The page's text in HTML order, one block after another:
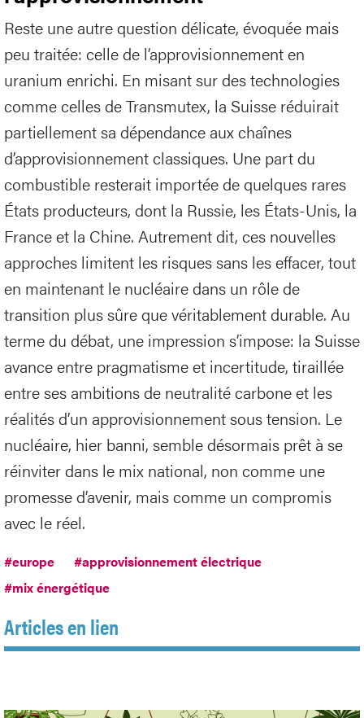
Reste une autre question délicate, évoquée mais
peu traitée: celle de l’approvisionnement en
uranium enrichi. En misant sur des technologies
comme celles de Transmutex, la Suisse réduirait
partiellement sa dépendance aux chaînes
d’approvisionnement classiques. Une part du
combustible resterait importée de quelques rares
États producteurs, dont la Russie, les États-Unis, la
France et la Chine. Autrement dit, ces nouvelles
approches limitent les risques sans les effacer, tout
en maintenant le nucléaire dans un rôle de
transition plus sûre que véritablement durable. Au
terme du débat, une impression s’impose: la Suisse
avance entre pragmatisme et incertitude, tiraillée
entre ses ambitions de neutralité carbone et les
réalités d’un approvisionnement sous tension. Le
nucléaire, hier banni, semble désormais prêt à se
réinviter dans le mix national, non comme une
promesse d’avenir, mais comme un compromis
avec le réel.
#europe
#approvisionnement électrique
#mix énergétique
Articles en lien